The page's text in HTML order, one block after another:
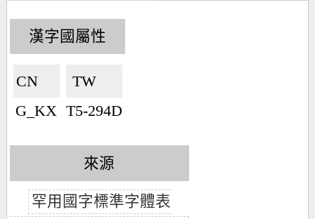
漢字國屬性
CN🇨🇳
G_KX
TW🇹🇼
T5-294D
來源
罕用國字標準字體表